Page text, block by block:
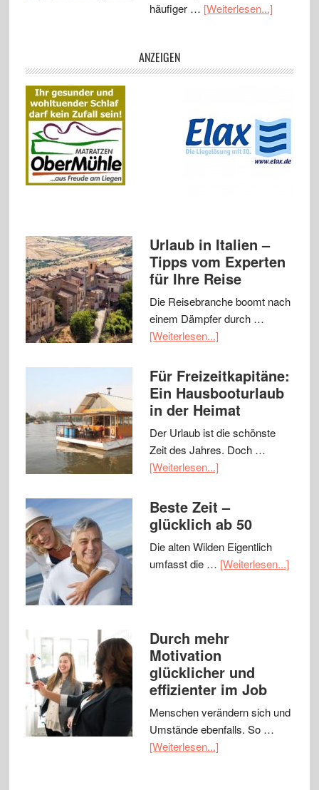
häufiger … [Weiterlesen...]
ANZEIGEN
Urlaub in Italien –
Tipps vom Experten
für Ihre Reise
Die Reisebranche boomt nach
einem Dämpfer durch …
[Weiterlesen...]
Für Freizeitkapitäne:
Ein Hausbooturlaub
in der Heimat
Der Urlaub ist die schönste
Zeit des Jahres. Doch …
[Weiterlesen...]
Beste Zeit –
glücklich ab 50
Die alten Wilden Eigentlich
umfasst die … [Weiterlesen...]
Durch mehr
Motivation
glücklicher und
effizienter im Job
Menschen verändern sich und
Umstände ebenfalls. So …
[Weiterlesen...]